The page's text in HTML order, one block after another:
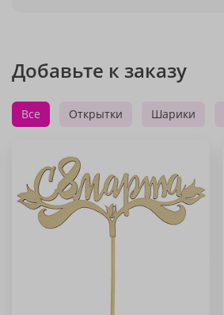
Добавьте к заказу
Все Открытки Шарики